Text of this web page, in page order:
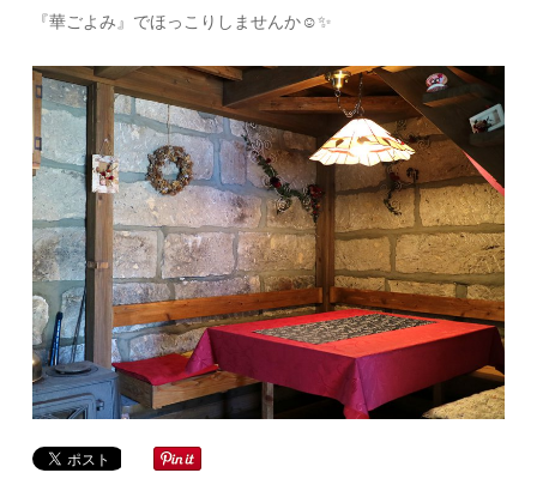
『華ごよみ』でほっこりしませんか☺️✨